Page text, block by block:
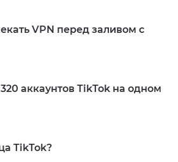
VPN перед заливом c
аккаунтов TikTok на одном
TikTok?